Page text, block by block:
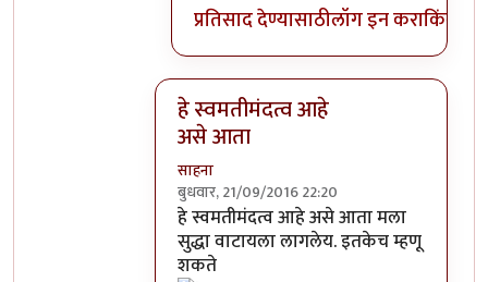
प्रतिसाद देण्यासाठीलॉग इन कराकिंवा
हे स्वमतीमंदत्व आहे
असे आता
साहना
बुधवार, 21/09/2016 22:20
In reply toआत्मबंधवाल्यानी `कोहळा म्हणजे
हे स्वमतीमंदत्व आहे असे आता मला
सुद्धा वाटायला लागलेय. इतकेच म्हणू
शकते